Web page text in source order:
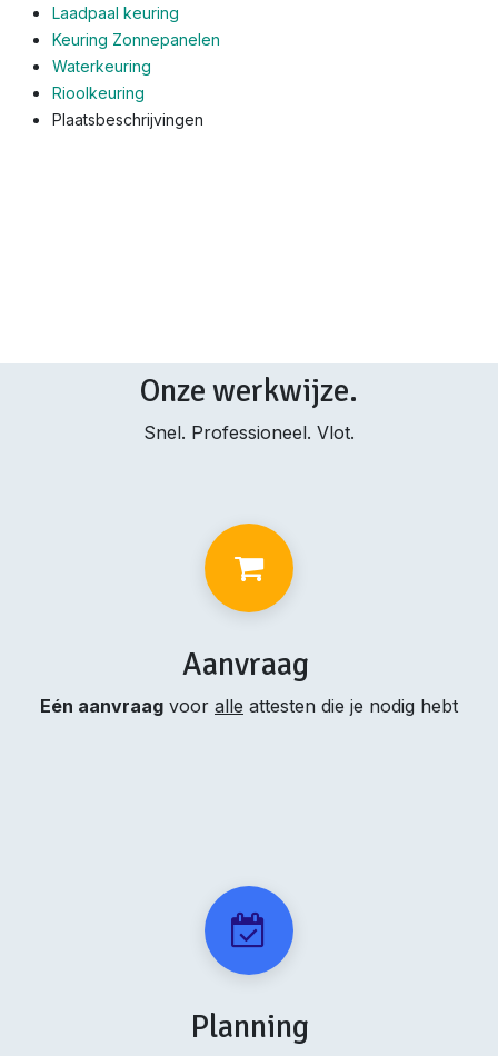
Laadpaal keuring
Keuring Zonnepanelen
Waterkeuring
Rioolkeuring
Plaatsbeschrijvingen
Onze werkwijze.
Snel. Professioneel. Vlot.
Aanvraag
Eén aanvraag voor alle attesten die je nodig hebt
Planning